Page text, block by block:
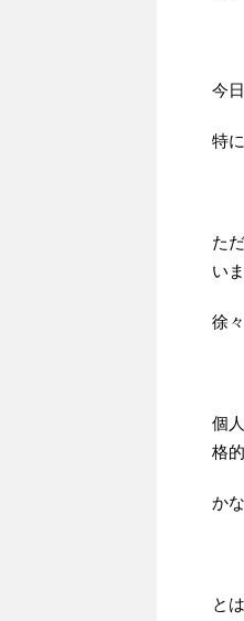
今
特
た
い
徐
個
格
か
と